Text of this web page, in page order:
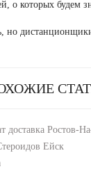
о которых будем
но
доставка Ростов-
Ейск